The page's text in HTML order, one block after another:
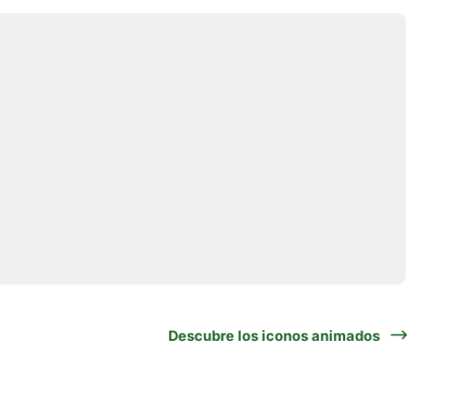
Descubre los iconos animados